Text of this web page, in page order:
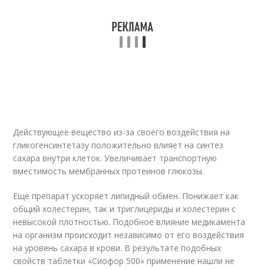
Действующее вещество из-за своего воздействия на
гликогенсинтетазу положительно влияет на синтез
сахара внутри клеток. Увеличивает транспортную
вместимость мембранных протеинов глюкозы.
Еще препарат ускоряет липидный обмен. Понижает как
общий холестерин, так и триглицериды и холестерин с
невысокой плотностью. Подобное влияние медикамента
на организм происходит независимо от его воздействия
на уровень сахара в крови. В результате подобных
свойств таблетки «Сиофор 500» применение нашли не